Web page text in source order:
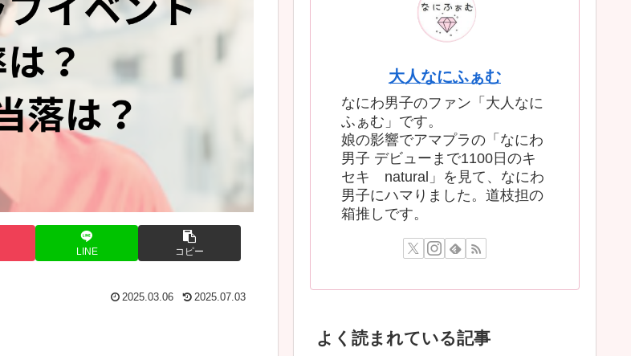
LINE コピー
2025.03.06 2025.07.03
大人なにふぁむ
なにわ男子のファン「大人なに
ふぁむ」です。
娘の影響でアマプラの「なにわ
男子 デビューまで1100日のキ
セキ natural」を見て、なにわ
男子にハマりました。道枝担の
箱推しです。
よく読まれている記事